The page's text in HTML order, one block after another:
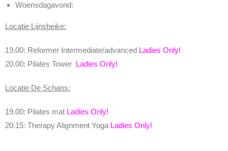
Woensdagavond:
Locatie Lijnsheike:
19.00: Reformer Intermediate/advanced Ladies Only!
20.00: Pilates Tower Ladies Only!
Locatie De Schans:
19.00: Pilates mat Ladies Only!
20.15: Therapy Alignment Yoga Ladies Only!